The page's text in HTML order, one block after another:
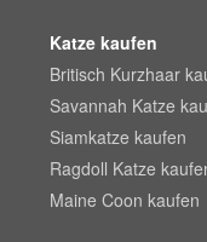
Katze kaufen
Britisch Kurzhaar
Savannah Katze
Siamkatze kaufen
Ragdoll Katze
Maine Coon kaufen